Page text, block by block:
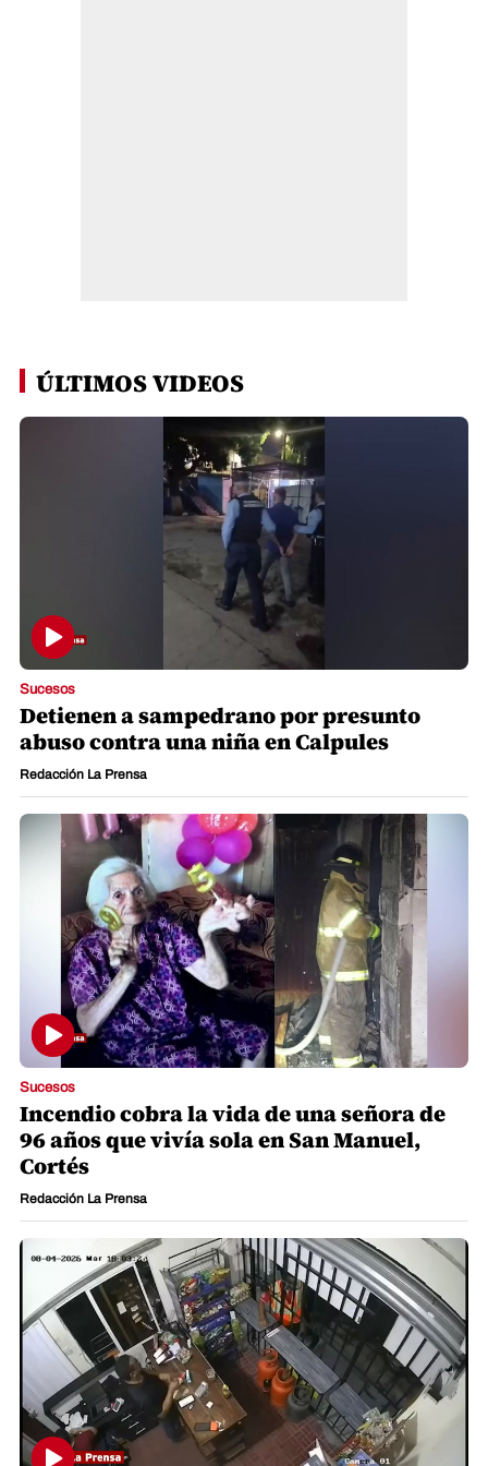
ÚLTIMOS VIDEOS
Sucesos
Detienen a sampedrano por presunto
abuso contra una niña en Calpules
Redacción La Prensa
Sucesos
Incendio cobra la vida de una señora de
96 años que vivía sola en San Manuel,
Cortés
Redacción La Prensa